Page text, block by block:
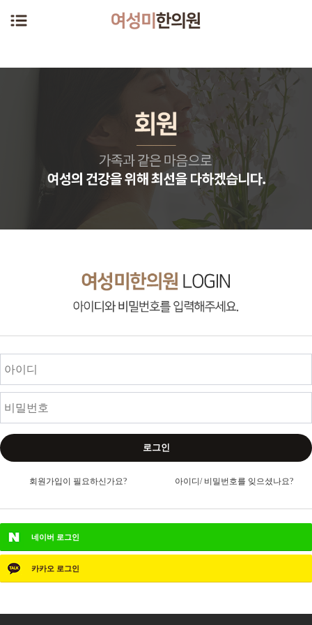
로그인
회원가입이 필요하신가요? 아이디/ 비밀번호를 잊으셨나요?
네이버 로그인
카카오 로그인